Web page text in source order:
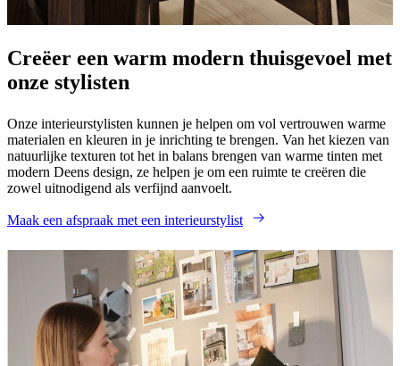
Creëer een warm modern thuisgevoel met
onze stylisten
Onze interieurstylisten kunnen je helpen om vol vertrouwen warme
materialen en kleuren in je inrichting te brengen. Van het kiezen van
natuurlijke texturen tot het in balans brengen van warme tinten met
modern Deens design, ze helpen je om een ruimte te creëren die
zowel uitnodigend als verfijnd aanvoelt.
Maak een afspraak met een interieurstylist